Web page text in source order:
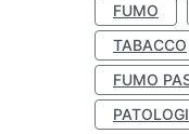
FUMO
TABACCO
FUMO